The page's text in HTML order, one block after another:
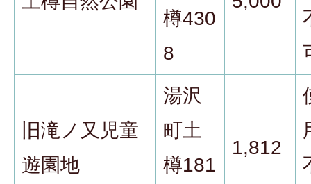
樽430
8
旧滝ノ又児童
遊園地
湯沢
町土
樽181
1,812